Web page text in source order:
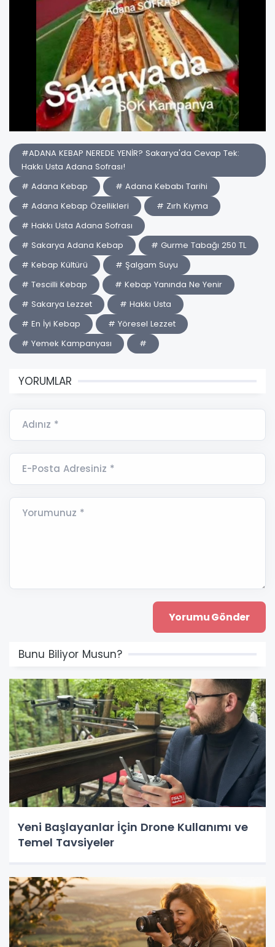
#ADANA KEBAP NEREDE YENİR? Sakarya'da Cevap Tek:
Hakkı Usta Adana Sofrası!
# Adana Kebap
# Adana Kebabı Tarihi
# Adana Kebap Özellikleri
# Zırh Kıyma
# Hakkı Usta Adana Sofrası
# Sakarya Adana Kebap
# Gurme Tabağı 250 TL
# Kebap Kültürü
# Şalgam Suyu
# Tescilli Kebap
# Kebap Yanında Ne Yenir
# Sakarya Lezzet
# Hakkı Usta
# En İyi Kebap
# Yöresel Lezzet
# Yemek Kampanyası
#
YORUMLAR
Adınız *
E-Posta Adresiniz *
Yorumunuz *
Bunu Biliyor Musun?
Yeni Başlayanlar İçin Drone Kullanımı ve
Temel Tavsiyeler